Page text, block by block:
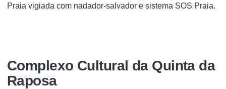
Praia vigiada com nadador-salvador e sistema SOS Praia.
Complexo Cultural da Quinta da
Raposa